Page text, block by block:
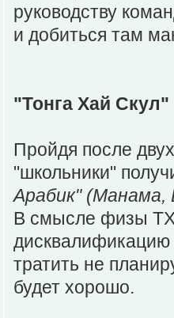
руководству
и добиться там
"Тонга Хай
Пройдя после
"школьники"
Арабик" (Манама,
В смысле физы
дисквалификацию
тратить не
будет хорошо.